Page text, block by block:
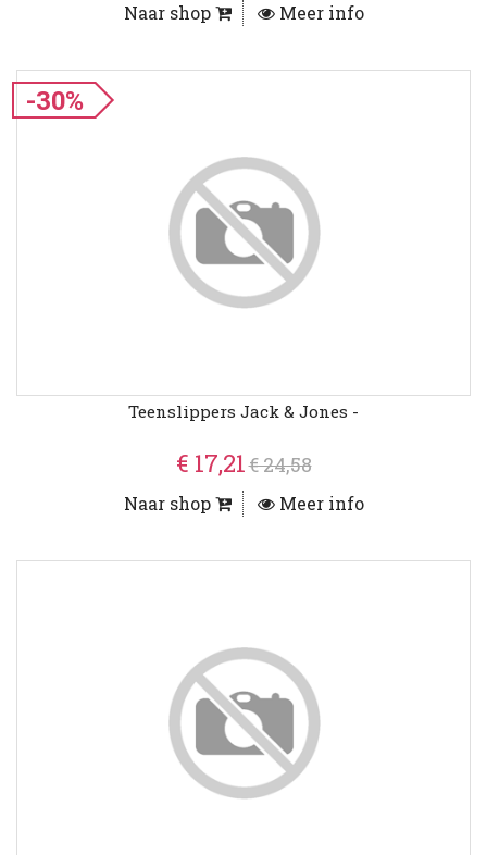
Naar shop Meer info
-30%
Teenslippers Jack & Jones -
€ 17,21€ 24,58
Naar shop Meer info